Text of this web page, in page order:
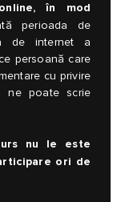
în mod
perioada de
de internet a
persoană care
cu privire
ne poate scrie
nu le este
ori de